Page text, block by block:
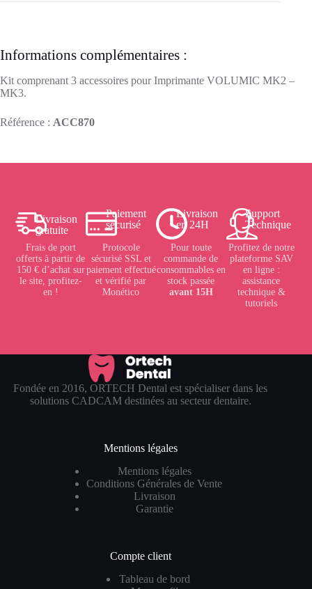
Informations complémentaires :
Kit comprenant 3 accessoires pour Imprimante VOLUMIC MK2 –
MK3.
Référence : ACC870
Livraison
gratuite
Frais de port
offerts à partir de
150 € d’achat sur
le site, profitez-
en !
Paiement
sécurisé
Protocole
sécurisé SSL et
paiement effectué
et vérifié par
Monético
Livraison
en 24H
Pour toute
commande de
consommables en
stock passée
avant 15H
Support
Technique
Profitez de notre
plateforme SAV
en ligne :
assistance
technique &
tutoriels
Fondée en 2016, ORTECH Dental est spécialiser dans les
solutions CADCAM destinées au secteur dentaire.
Mentions légales
Mentions légales
Conditions Générales de Vente
Livraison
Garantie
Compte client
Tableau de bord